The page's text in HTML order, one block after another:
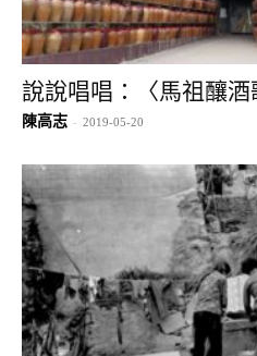
說說唱唱：〈馬祖釀酒
陳高志 - 2019-05-20